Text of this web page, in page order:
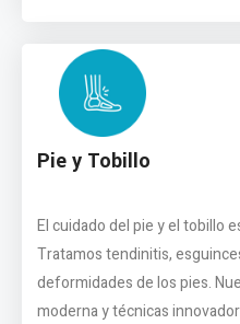
Pie y Tobillo
El cuidado del pie y el tobillo
Tratamos tendinitis,
deformidades de los pies.
moderna y técnicas